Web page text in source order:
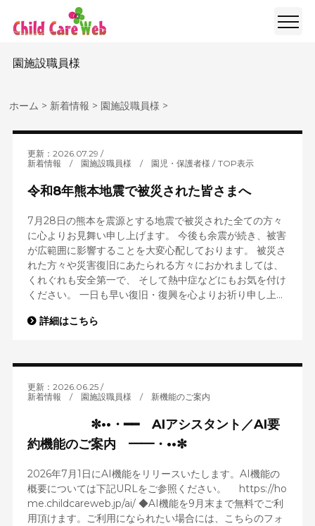
園施設職員様
ホーム > 新着情報 > 園施設職員様 >
更新：2026.07.29
新着情報 / 園施設職員様 / 園児・保護者様 TOP表示
令和8年熊本地震で被災された皆さまへ
7月28日の熊本を震源とする地震で被災された全ての方々
に心よりお見舞い申し上げます。 今後も余震が続き、被害
が広範囲に影響することを大変心配しております。 被災さ
れた方々や災害復旧にあたられる方々におかれましては、
くれぐれも安全第一で、 そして熱中症などにもお気を付け
ください。 一日も早い復旧・復興を心よりお祈り申し上...
詳細はこちら
更新：2026.06.25
新着情報 / 園施設職員様 / 新機能のご案内
✼••・━━ AIアシスタント／AI要
約機能のご案内 ━━・••✼
2026年7月1日にAI機能をリリースいたします。AI機能の
概要については下記URLをご参照ください。 https://ho
me.childcareweb.jp/ai/ ◆AI機能を9月末まで無料でご利
用頂けます。ご利用になられたい場合には、こちらのフォ